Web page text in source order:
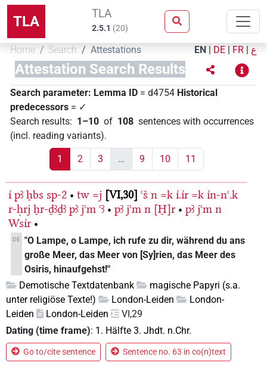
TLA TLA
2.5.1 (20)
Home Search Attestations EN | DE | FR | ع
Attestation Search Results
Search parameter: Lemma ID = d4754 Historical
predecessors = ✓
Search results: 1–10 of 108 sentences with occurrences
(incl. reading variants).
1 2 3 … 9 10 11
ı͗ pꜣ ẖbs sp-2 • tw =j VI,30 ꜥš n =k ı͗.ı͗r =k ı͗n-nꜥ.k
r-ḥrj ẖr-ḏꜣḏꜣ pꜣ jꜥm ꜥꜣ • pꜣ jꜥm n [H̱]r • pꜣ jꜥm n
Wsı͗r •
DE "O Lampe, o Lampe, ich rufe zu dir, während du ans
große Meer, das Meer von [Sy]rien, das Meer des
Osiris, hinaufgehst!"
Demotische Textdatenbank
magische Papyri (s.a.
unter religiöse Texte!)
London-Leiden
London-
Leiden
London-Leiden
VI,29
Dating (time frame): 1. Hälfte 3. Jhdt. n.Chr.
Go to/cite sentence Sentence no. 63 in co(n)text